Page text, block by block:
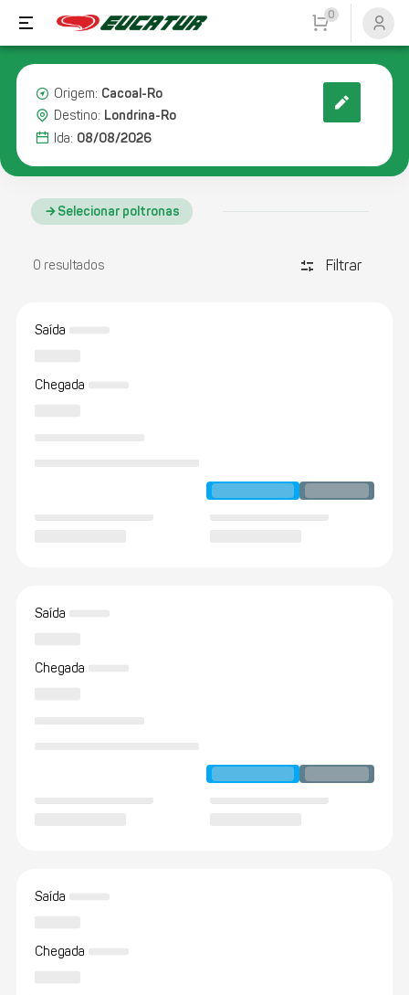
0
Origem: Cacoal-Ro
Destino: Londrina-Ro
Ida: 08/08/2026
Selecionar poltronas
0 resultados discover_tune Filtrar
Saída
Chegada
Saída
Chegada
Saída
Chegada